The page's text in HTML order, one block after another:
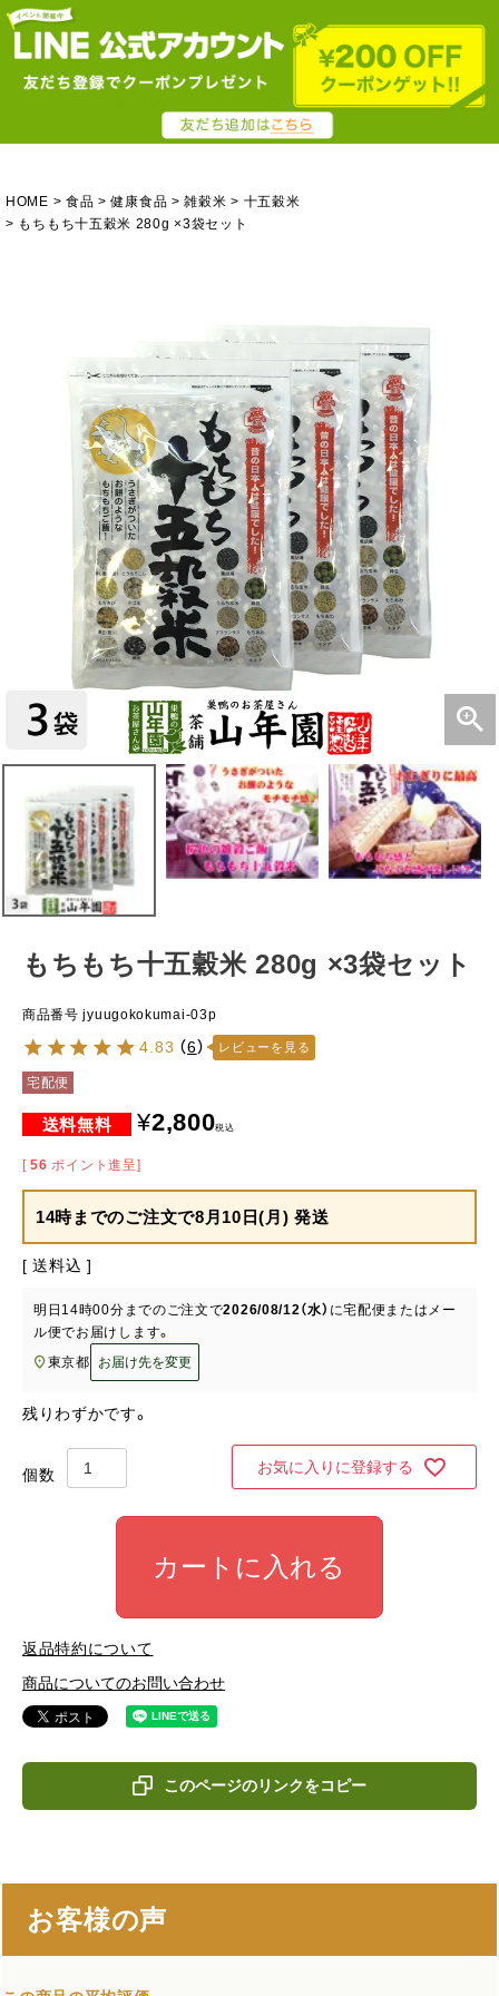
HOME 食品 健康食品 雑穀米
十五穀米
もちもち十五穀米 280g ×3袋セット
もちもち十五穀米 280g ×3袋セット
商品番号 jyuugokokumai-03p
4.83 （6） レビューを見る
宅配便
¥2,800税込
[ 56 ポイント進呈]
14時までのご注文で8月10日(月) 発送
送料込
明日 14時00分 までのご注文で2026/08/12（水） に宅配便またはメー
ル便でお届けします。
東京都
お届け先を変更
残りわずかです。
お気に入りに登録する
カートに入れる
返品特約について
商品についてのお問い合わせ
このページのリンクをコピー
お客様の声